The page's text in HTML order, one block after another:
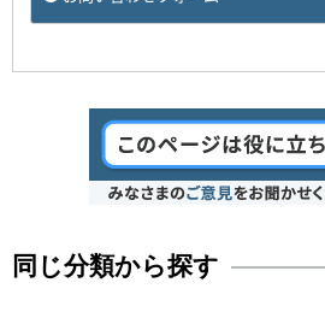
同じ分類から探す